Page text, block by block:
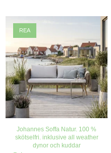
REA
Johannes Soffa Natur. 100 %
skötselfri. inklusive all weather
dynor och kuddar